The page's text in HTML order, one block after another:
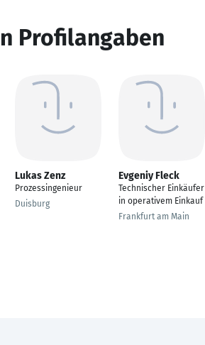
Profilangaben
Lukas Zenz
Prozessingenieur
Duisburg
Evgeniy Fleck
Technischer Einkäufer
in operativem Einkauf
Frankfurt am Main